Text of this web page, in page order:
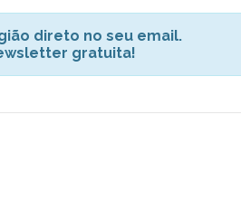
direto no seu email.
gratuita!